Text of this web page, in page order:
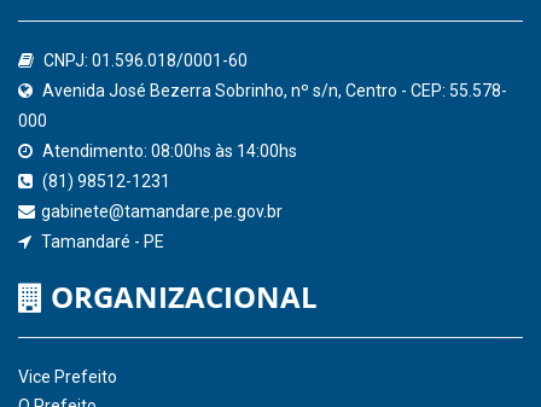
Confederação Nacional de Municípios - CNM
QEdu
Consultar Convênios
Receber Informações sobre novos Repasses
Hora:08:20/ Sábado, 08 de agosto de
2026
INSTITUCIONAL